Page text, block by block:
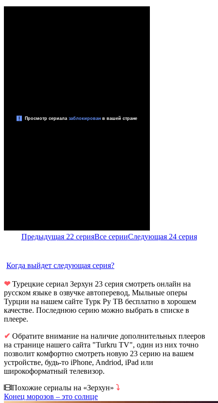
Предыдущая 22 серияВсе серииСледующая 24 серия
Когда выйдет следующая серия?
❤Турецкие сериал Зерхун 23 серия смотреть онлайн на
русском языке в озвучке автоперевод, Мыльные оперы
Турции на нашем сайте Турк Ру ТВ бесплатно в хорошем
качестве. Последнюю серию можно выбрать в списке в
плеере.
✔ Обратите внимание на наличие дополнительных плееров
на странице нашего сайта "Turkru TV", один из них точно
позволит комфортно смотреть новую 23 серию на вашем
устройстве, будь-то iPhone, Andriod, iPad или
широкоформатный телевизор.
Похожие сериалы на «Зерхун» ⤵
Конец морозов – это солнце